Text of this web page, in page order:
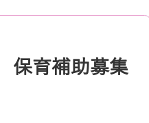
保育補助募集